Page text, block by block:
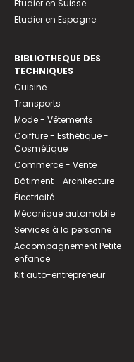
Etudier en Suisse
Etudier en Espagne
BIBLIOTHEQUE DES
TECHNIQUES
Cuisine
Transports
Mode - Vêtements
Coiffure - Esthétique -
Cosmétique
Commerce - Vente
Bâtiment - Architecture
Électricité
Mécanique automobile
Services à la personne
Accompagnement Petite
enfance
Kit auto-entrepreneur